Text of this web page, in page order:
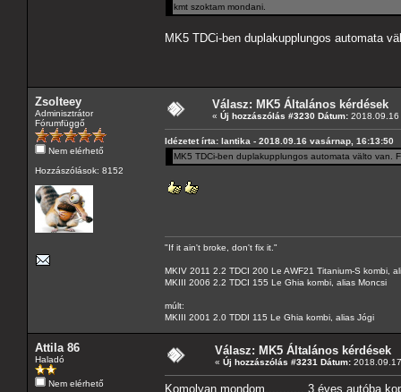
kmt szoktam mondani.
MK5 TDCi-ben duplakupplungos automata
Zsolteey
Adminisztrátor
Fórumfüggő
Nem elérhető
Hozzászólások: 8152
Válasz: MK5 Általános kérdések
« Új hozzászólás #3230 Dátum:
Idézetet írta: lantika - 2018.09.16 vasárnap, 16:13:50
MK5 TDCi-ben duplakupplungos automata välto van.
"If it ain't broke, don't fix it."
MKIV 2011 2.2 TDCI 200 Le AWF21 Titanium-S kombi,
MKIII 2006 2.2 TDCI 155 Le Ghia kombi, alias Moncsi
múlt:
MKIII 2001 2.0 TDDI 115 Le Ghia kombi, alias Jógi
Attila 86
Haladó
Nem elérhető
Válasz: MK5 Általános kérdések
« Új hozzászólás #3231 Dátum:
Komolyan mondom........... 3 éves autóba